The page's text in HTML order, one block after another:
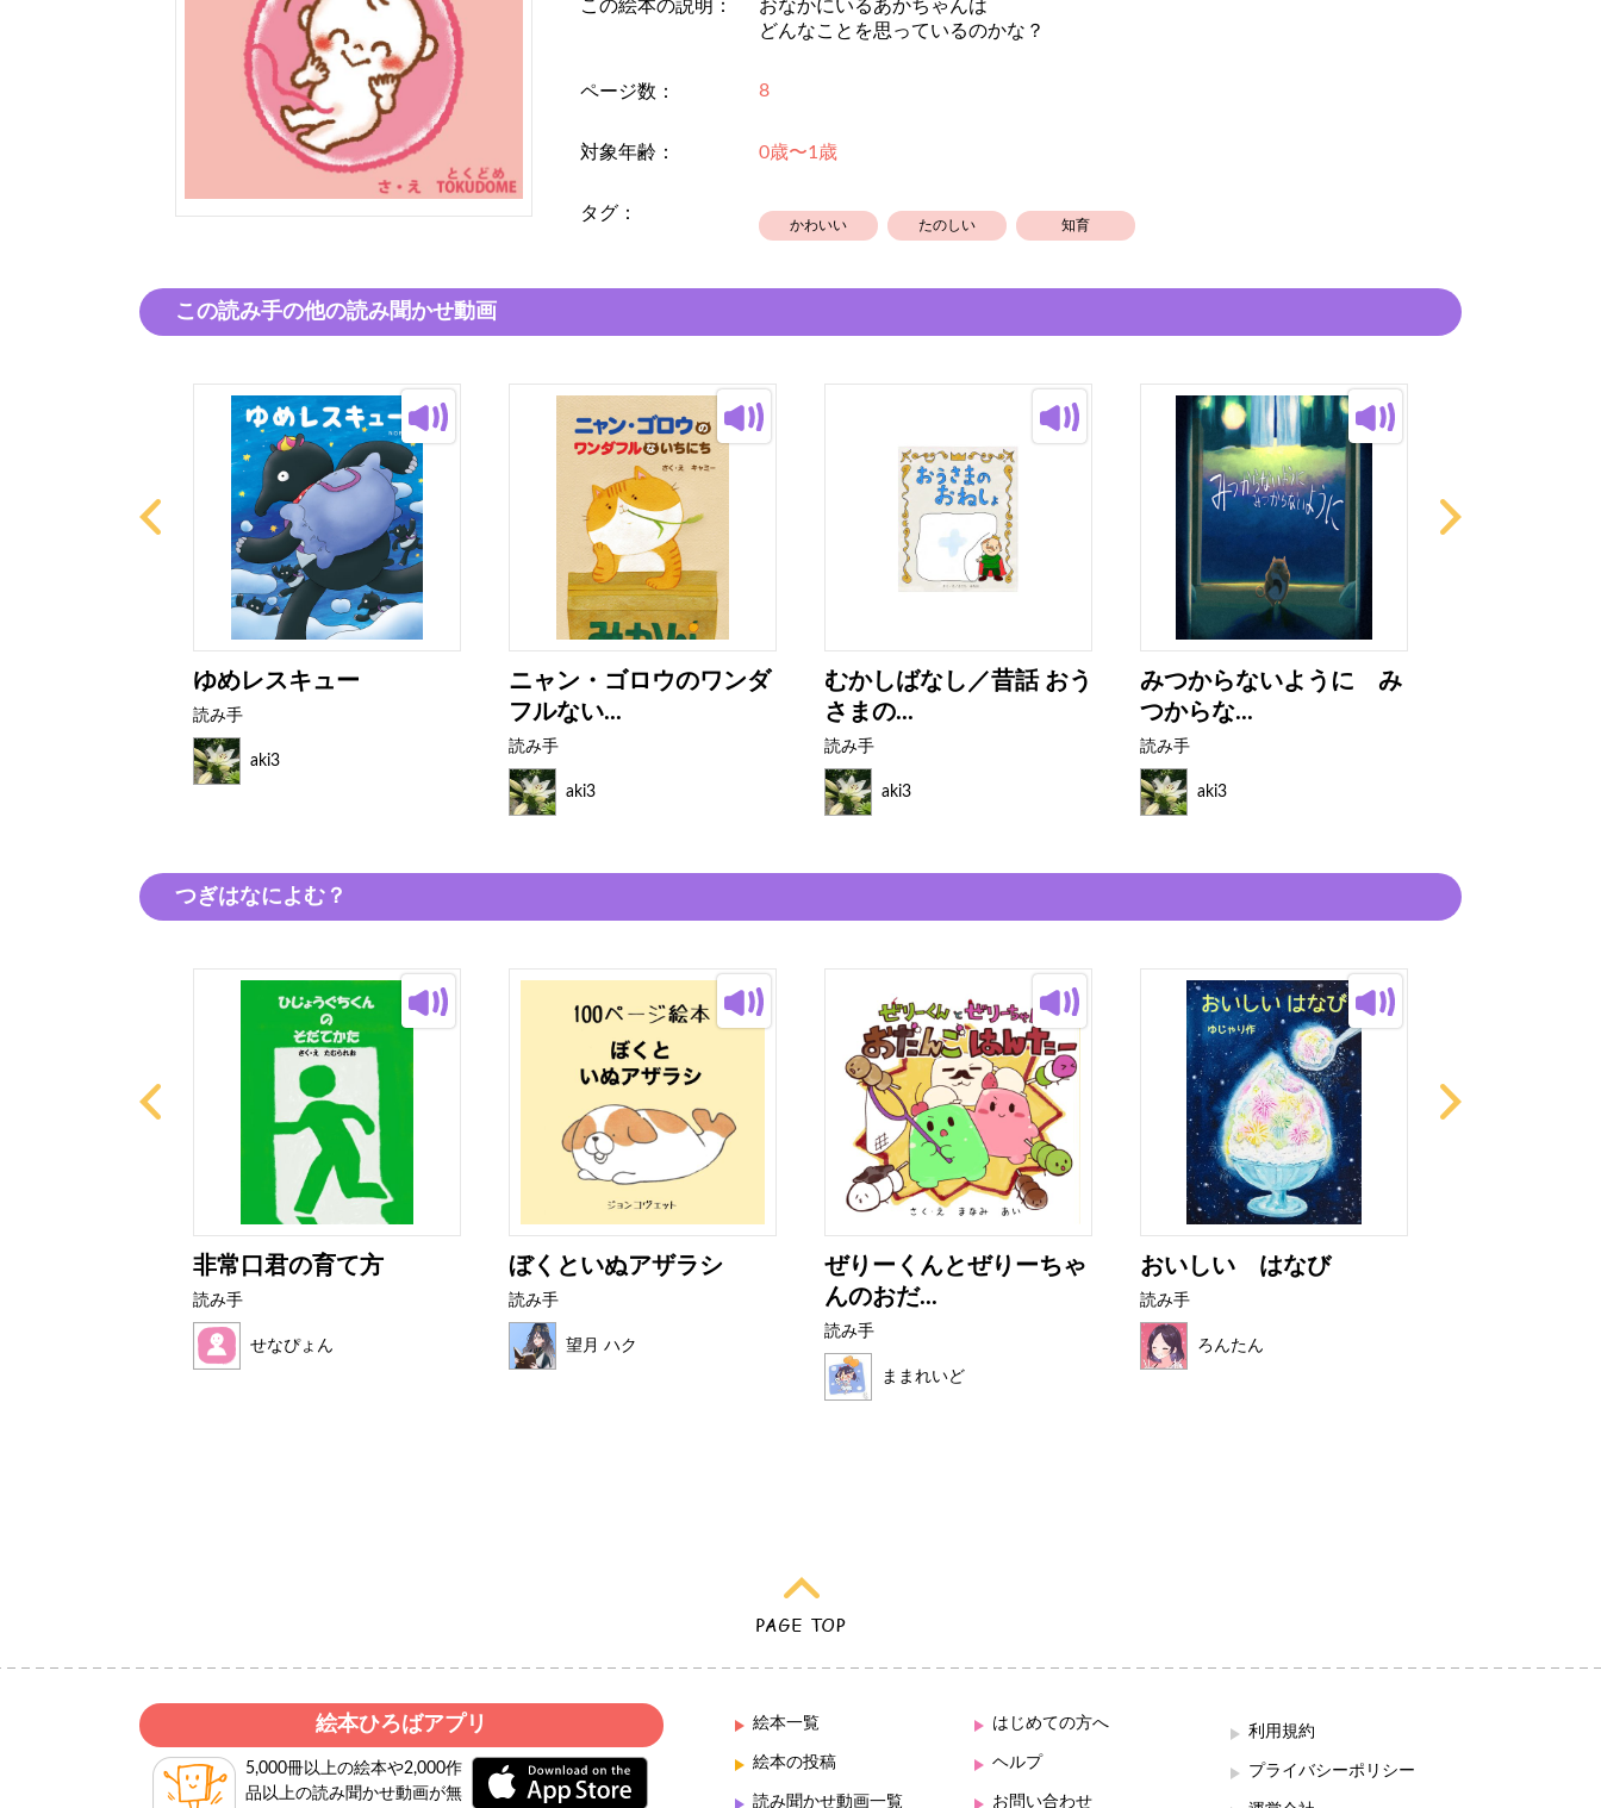
この絵本の説明：
おなかにいるあかちゃんは
どんなことを思っているのかな？
ページ数： 8
対象年齢： 0歳〜1歳
タグ：
かわいい たのしい 知育
この読み手の他の読み聞かせ動画
ゆめレスキュー
読み手
aki3
ニャン・ゴロウのワンダ
フルない...
読み手
aki3
むかしばなし／昔話 おう
さまの...
読み手
aki3
みつからないように み
つからな...
読み手
aki3
つぎはなによむ？
非常口君の育て方
読み手
せなぴょん
ぼくといぬアザラシ
読み手
望月 ハク
ぜりーくんとぜりーちゃ
んのおだ...
読み手
ままれいど
おいしい はなび
読み手
ろんたん
絵本ひろばアプリ
5,000冊以上の絵本や2,000作
品以上の読み聞かせ動画が無
絵本一覧
絵本の投稿
読み聞かせ動画一覧
はじめての方へ
ヘルプ
お問い合わせ
利用規約
プライバシーポリシー